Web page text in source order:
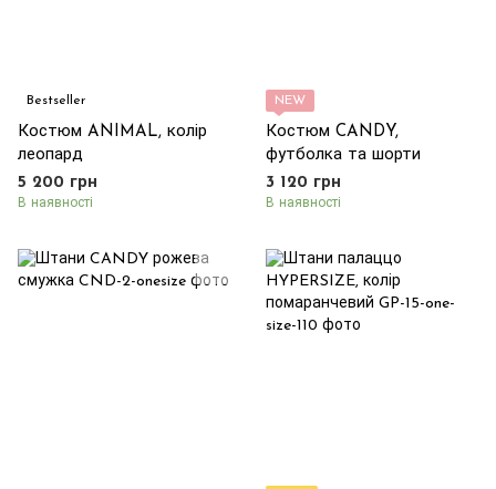
Bestseller
Костюм ANIMAL, колір
леопард
5 200 грн
В наявності
NEW
Костюм CANDY,
футболка та шорти
3 120 грн
В наявності